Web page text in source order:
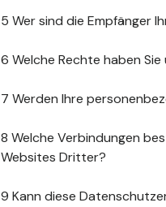
5 Wer sind die Empfänger
6 Welche Rechte haben
7 Werden Ihre
8 Welche Verbindungen
Websites Dritter?
9 Kann diese